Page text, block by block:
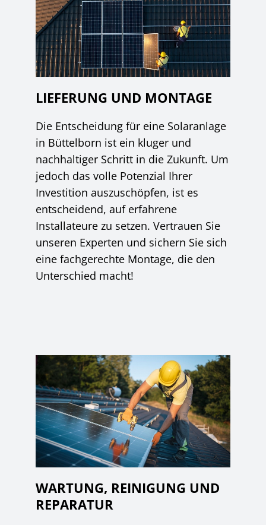
LIEFERUNG UND MONTAGE
Die Entscheidung für eine Solaranlage
in Büttelborn ist ein kluger und
nachhaltiger Schritt in die Zukunft. Um
jedoch das volle Potenzial Ihrer
Investition auszuschöpfen, ist es
entscheidend, auf erfahrene
Installateure zu setzen. Vertrauen Sie
unseren Experten und sichern Sie sich
eine fachgerechte Montage, die den
Unterschied macht!
WARTUNG, REINIGUNG UND
REPARATUR